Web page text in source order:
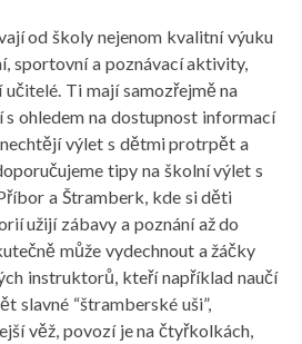
od školy nejenom kvalitní výuku
sportovní a poznávací aktivity,
Ti mají samozřejmě na
ohledem na dostupnost informací
výlet s dětmi protrpět a
tipy na školní výlet s
a Štramberk, kde si děti
užijí zábavy a poznání až do
může vydechnout a žáčky
instruktorů, kteří například naučí
slavné “štramberské uši”,
věž, povozí je na čtyřkolkách,